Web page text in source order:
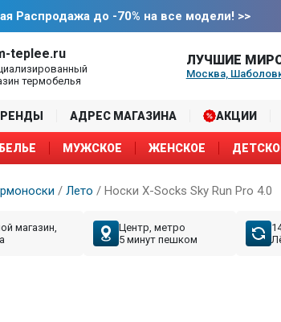
Распродажа до -70% на все модели! >>
teplee.ru
термобелья
ЛУЧШИЕ
Москва,
АДРЕС МАГАЗИНА АКЦИИ
МУЖСКОЕ ЖЕНСКОЕ
/ Лето / Носки X-Socks Sky Run Pro 4.0
магазин,
Центр, метро
5 минут пешком